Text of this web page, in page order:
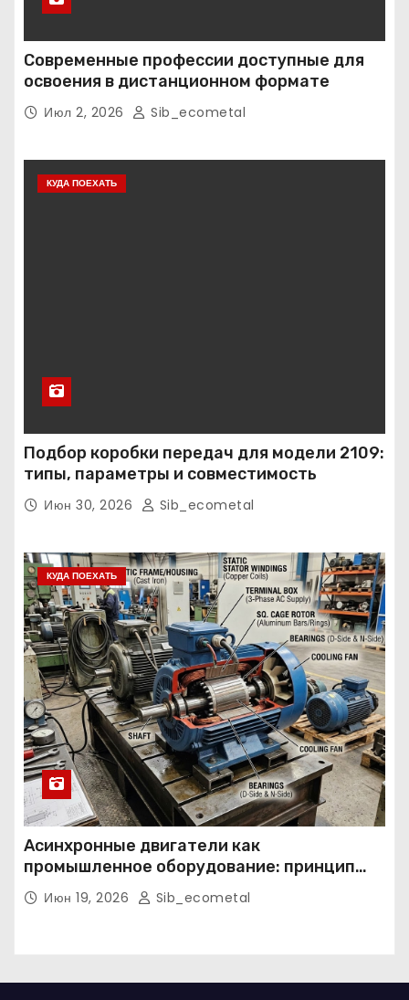
Современные профессии доступные для
освоения в дистанционном формате
Июл 2, 2026 Sib_ecometal
КУДА ПОЕХАТЬ
Подбор коробки передач для модели 2109:
типы, параметры и совместимость
Июн 30, 2026 Sib_ecometal
КУДА ПОЕХАТЬ
Асинхронные двигатели как
промышленное оборудование: принцип
работы, конструкция и области
применения
Июн 19, 2026 Sib_ecometal